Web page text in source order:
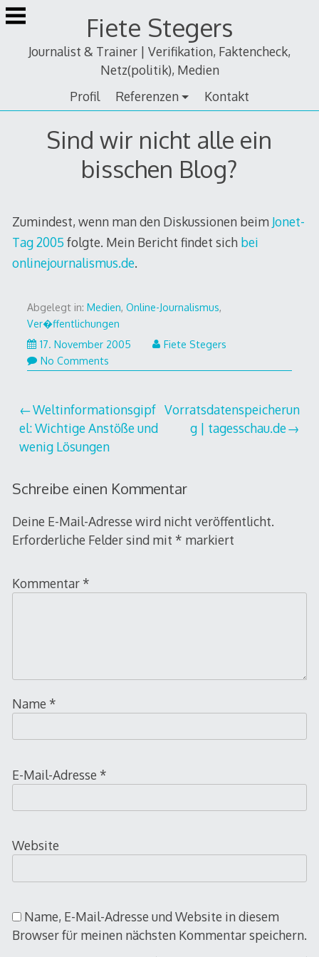
Zum
Inhalt
Fiete Stegers
Journalist & Trainer | Verifikation, Faktencheck,
Netz(politik), Medien
Profil
Referenzen Kontakt
Sind wir nicht alle ein
bisschen Blog?
Zumindest, wenn man den Diskussionen beim Jonet-
Tag 2005 folgte. Mein Bericht findet sich bei
onlinejournalismus.de.
Abgelegt in: Medien, Online-Journalismus,
Ver�ffentlichungen
17. November 200517.
Fiete Stegers
No Comments
Beitragsnavigation
Weltinformationsgipf
el: Wichtige Anstöße und
wenig Lösungen
Vorratsdatenspeicherun
g | tagesschau.de
Schreibe einen Kommentar
Deine E-Mail-Adresse wird nicht veröffentlicht.
Erforderliche Felder sind mit * markiert
Kommentar *
Name *
E-Mail-Adresse *
Website
Name, E-Mail-Adresse und Website in diesem
Browser für meinen nächsten Kommentar speichern.